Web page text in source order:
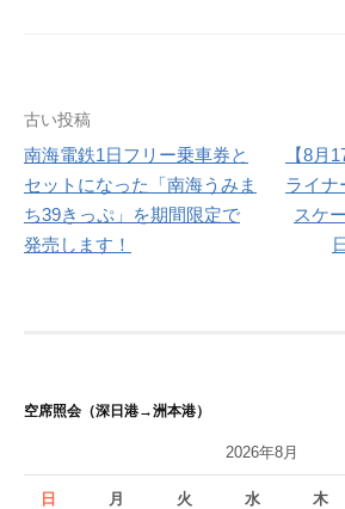
投
稿
ナ
ビ
ョ
ン
古い投稿
南海電鉄1日フリー乗車券と
セットになった「南海うみま
ち39きっぷ」を期間限定で
発売します！
【8月
ライナ
スケ
空席照会（深日港→洲本港）
2026年8月
日 月 火 水 木